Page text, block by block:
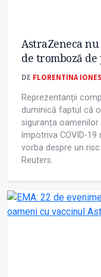
AstraZeneca
de tromboză
DE FLORENTINA
Reprezentanții
duminică faptul că
siguranța
împotriva COVID-
vorba despre un
Reuters.